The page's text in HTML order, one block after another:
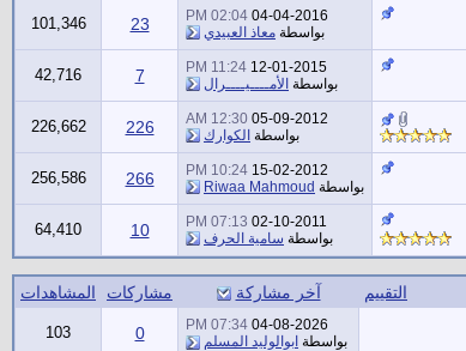
04-04-2016
02:04 PM
بواسطة معاذ العبيدي 23
101,346
12-01-2015
11:24 PM
بواسطة الأمــــيــــرال 7
42,716
05-09-2012
12:30 AM
بواسطة الكوارك 226
226,662
15-02-2012
10:24 PM
بواسطة Riwaa Mahmoud
266
256,586
02-10-2011
07:13 PM
بواسطة سامية الحرف 10
64,410
التقييم آخر مشاركة مشاركات
المشاهدات
04-08-2026
07:34 PM
بواسطة ابوالوليد المسلم 0
103